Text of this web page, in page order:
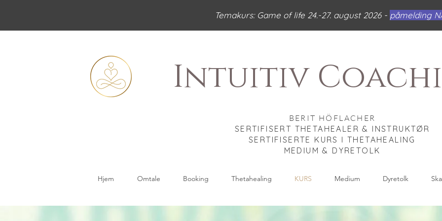
Temakurs: Game of life 24.-27. august 2026 - påmelding
Intuitiv
BERIT HÖFLACHER
SERTIFISERT THETAHEALER & INSTRUKTØR
SERTIFISERTE KURS I THETAHEALING
MEDIUM & DYRETOLK
Hjem Omtale Booking Thetahealing KURS Medium Dyretolk